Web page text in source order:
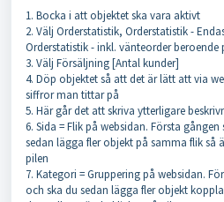
1. Bocka i att objektet ska vara aktivt
2. Välj Orderstatistik, Orderstatistik -
Orderstatistik - inkl. vänteorder beroende
3. Välj Försäljning [Antal kunder]
4. Döp objektet så att det är lätt att via
siffror man tittar på
5. Här går det att skriva ytterligare
6. Sida = Flik på websidan. Första
sedan lägga fler objekt på samma flik så
pilen
7. Kategori = Gruppering på websidan.
och ska du sedan lägga fler objekt